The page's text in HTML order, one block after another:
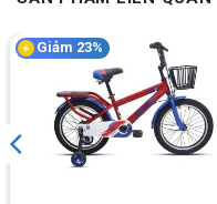
Giảm 23%